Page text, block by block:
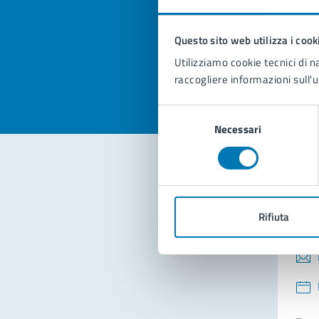
Questo sito web utilizza i
Utilizziamo cookie tecnici di
raccogliere informazioni
del
Necessari
Rifiuta
Valuta la